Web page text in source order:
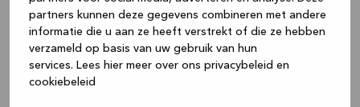
partners kunnen deze gegevens combineren met andere
informatie die u aan ze heeft verstrekt of die ze hebben
verzameld op basis van uw gebruik van hun
services. Lees hier meer over ons privacybeleid en
cookiebeleid